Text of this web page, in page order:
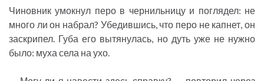
Чиновник умокнул перо в чернильницу и поглядел: не
много ли он набрал? Убедившись, что перо не капнет, он
заскрипел. Губа его вытянулась, но дуть уже не нужно
было: муха села на ухо.